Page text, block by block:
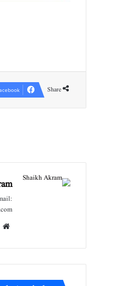
Share